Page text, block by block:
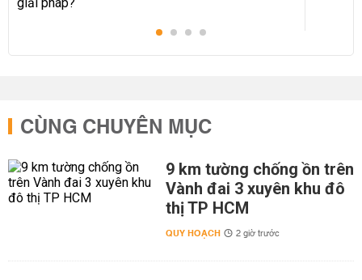
CÙNG CHUYÊN MỤC
9 km tường chống ồn trên
Vành đai 3 xuyên khu đô
thị TP HCM
QUY HOẠCH 2 giờ trước